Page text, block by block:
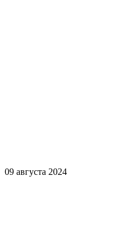
09 августа 2024